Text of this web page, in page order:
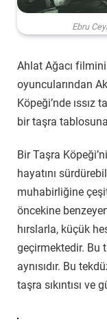
Ebru
Ahlat Ağacı
oyuncularından
Köpeği’nde ıssız
bir taşra
Bir Taşra
hayatını
muhabirliğine
öncekine
hırslarla, küçük
geçirmektedir. Bu
aynısıdır. Bu
taşra sıkıntısı ve